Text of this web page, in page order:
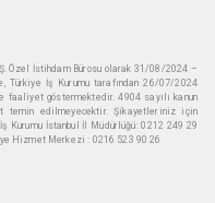
Özel İstihdam Bürosu olarak 31/08/2024 –
İş Kurumu tarafından 26/07/2024
faaliyet göstermektedir. 4904 sayılı kanun
temin edilmeyecektir. Şikayetleriniz için
Kurumu İstanbul İl Müdürlüğü: 0212 249 29
Hizmet Merkezi : 0216 523 90 26